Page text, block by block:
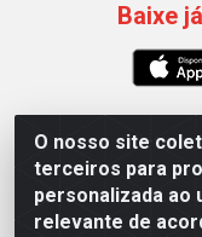
O nosso site
terceiros para
personalizada ao
relevante de
Baixe
Polybalas - Rua
Ernesto Geisel,